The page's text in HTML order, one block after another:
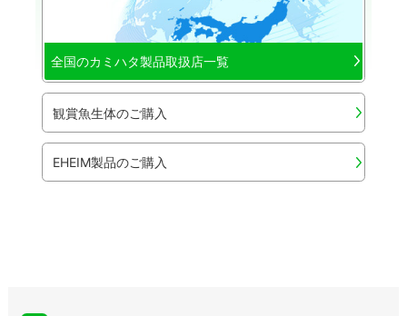
全国のカミハタ製品取扱店一覧
観賞魚生体のご購入
EHEIM製品のご購入